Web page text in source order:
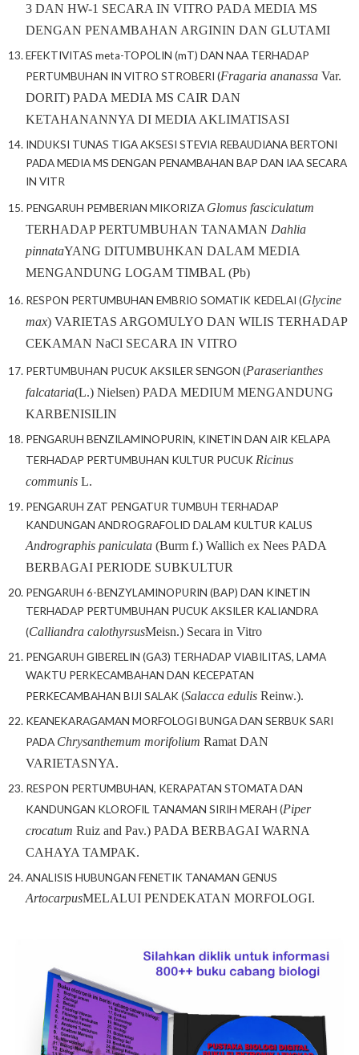
3 DAN HW-1 SECARA IN VITRO PADA MEDIA MS
DENGAN PENAMBAHAN ARGININ DAN GLUTAMI
EFEKTIVITAS meta-TOPOLIN (mT) DAN NAA TERHADAP
PERTUMBUHAN IN VITRO STROBERI (Fragaria ananassa Var.
DORIT) PADA MEDIA MS CAIR DAN
KETAHANANNYA DI MEDIA AKLIMATISASI
INDUKSI TUNAS TIGA AKSESI STEVIA REBAUDIANA BERTONI
PADA MEDIA MS DENGAN PENAMBAHAN BAP DAN IAA SECARA
IN VITR
PENGARUH PEMBERIAN MIKORIZA Glomus fasciculatum
TERHADAP PERTUMBUHAN TANAMAN Dahlia
pinnataYANG DITUMBUHKAN DALAM MEDIA
MENGANDUNG LOGAM TIMBAL (Pb)
RESPON PERTUMBUHAN EMBRIO SOMATIK KEDELAI (Glycine
max) VARIETAS ARGOMULYO DAN WILIS TERHADAP
CEKAMAN NaCl SECARA IN VITRO
PERTUMBUHAN PUCUK AKSILER SENGON (Paraserianthes
falcataria(L.) Nielsen) PADA MEDIUM MENGANDUNG
KARBENISILIN
PENGARUH BENZILAMINOPURIN, KINETIN DAN AIR KELAPA
TERHADAP PERTUMBUHAN KULTUR PUCUK Ricinus
communis L.
PENGARUH ZAT PENGATUR TUMBUH TERHADAP
KANDUNGAN ANDROGRAFOLID DALAM KULTUR KALUS
Andrographis paniculata (Burm f.) Wallich ex Nees PADA
BERBAGAI PERIODE SUBKULTUR
PENGARUH 6-BENZYLAMINOPURIN (BAP) DAN KINETIN
TERHADAP PERTUMBUHAN PUCUK AKSILER KALIANDRA
(Calliandra calothyrsusMeisn.) Secara in Vitro
PENGARUH GIBERELIN (GA3) TERHADAP VIABILITAS, LAMA
WAKTU PERKECAMBAHAN DAN KECEPATAN
PERKECAMBAHAN BIJI SALAK (Salacca edulis Reinw.).
KEANEKARAGAMAN MORFOLOGI BUNGA DAN SERBUK SARI
PADA Chrysanthemum morifolium Ramat DAN
VARIETASNYA.
RESPON PERTUMBUHAN, KERAPATAN STOMATA DAN
KANDUNGAN KLOROFIL TANAMAN SIRIH MERAH (Piper
crocatum Ruiz and Pav.) PADA BERBAGAI WARNA
CAHAYA TAMPAK.
ANALISIS HUBUNGAN FENETIK TANAMAN GENUS
ArtocarpusMELALUI PENDEKATAN MORFOLOGI.